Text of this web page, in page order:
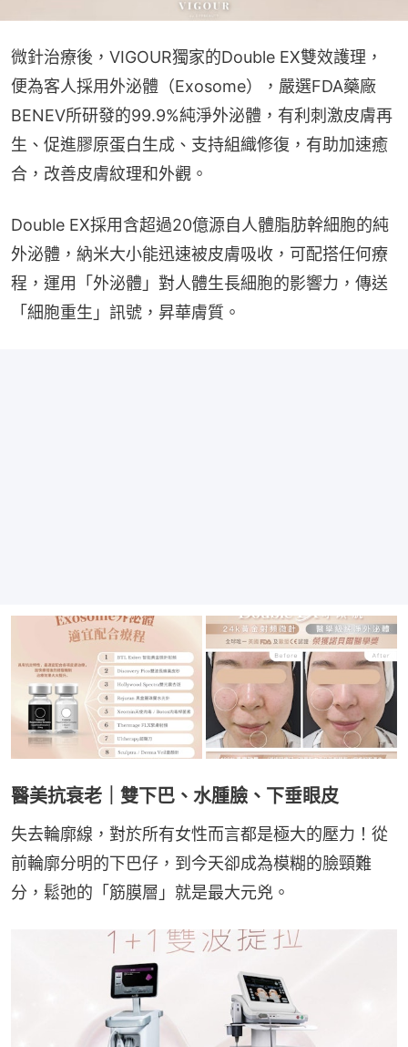
微針治療後，VIGOUR獨家的Double EX雙效護理，
便為客人採用外泌體（Exosome），嚴選FDA藥廠
BENEV所研發的99.9%純淨外泌體，有利刺激皮膚再
生、促進膠原蛋白生成、支持組織修復，有助加速癒
合，改善皮膚紋理和外觀。
Double EX採用含超過20億源自人體脂肪幹細胞的純
外泌體，納米大小能迅速被皮膚吸收，可配搭任何療
程，運用「外泌體」對人體生長細胞的影響力，傳送
「細胞重生」訊號，昇華膚質。
醫美抗衰老｜雙下巴、水腫臉、下垂眼皮
失去輪廓線，對於所有女性而言都是極大的壓力！從
前輪廓分明的下巴仔，到今天卻成為模糊的臉頸難
分，鬆弛的「筋膜層」就是最大元兇。